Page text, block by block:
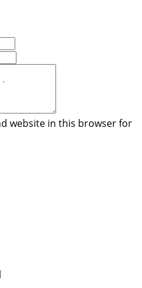
website in this browser for